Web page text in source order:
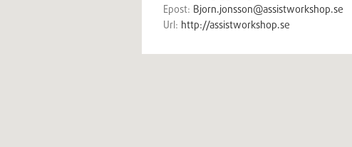
Epost: Bjorn.jonsson@assistworkshop.se
Url: http://assistworkshop.se